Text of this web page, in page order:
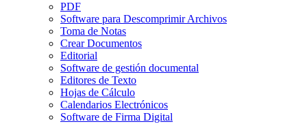
PDF
Software para Descomprimir Archivos
Toma de Notas
Crear Documentos
Editorial
Software de gestión documental
Editores de Texto
Hojas de Cálculo
Calendarios Electrónicos
Software de Firma Digital